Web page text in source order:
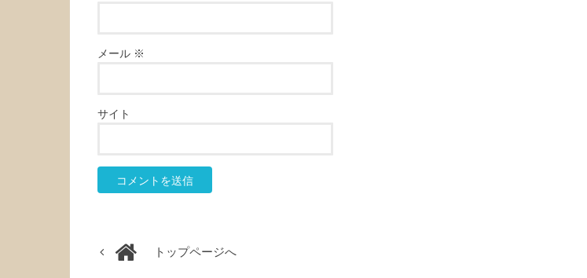
メール ※
サイト
トップページへ